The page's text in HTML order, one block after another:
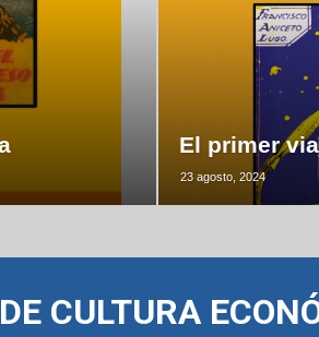
El primer
23 agosto, 2024
CULTURA